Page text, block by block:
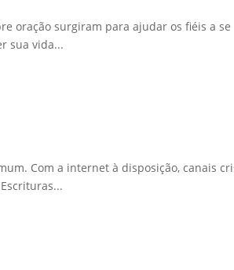
oração surgiram para ajudar os fiéis a se
sua vida...
Com a internet à disposição, canais